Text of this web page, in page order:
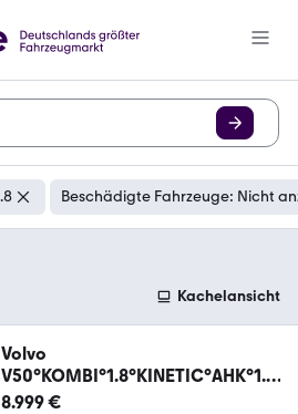
Beschädigte Fahrzeuge: Nicht
Kachelansicht
Volvo
V50°KOMBI°1.8°KINETIC°AHK°1.H
AND°91TKM°SHZ°XENON
8.999 €